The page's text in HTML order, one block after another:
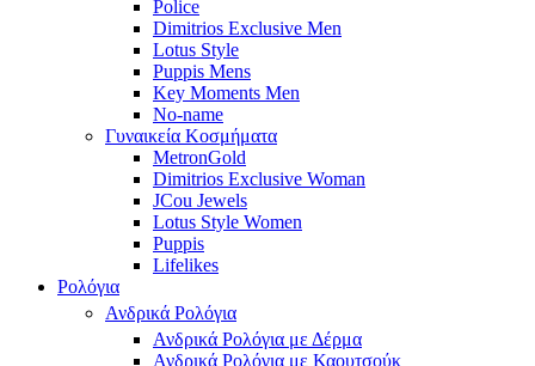
Police
Dimitrios Exclusive Men
Lotus Style
Puppis Mens
Key Moments Men
No-name
Γυναικεία Κοσμήματα
MetronGold
Dimitrios Exclusive Woman
JCou Jewels
Lotus Style Women
Puppis
Lifelikes
Ρολόγια
Ανδρικά Ρολόγια
Ανδρικά Ρολόγια με Δέρμα
Ανδρικά Ρολόγια με Καουτσούκ